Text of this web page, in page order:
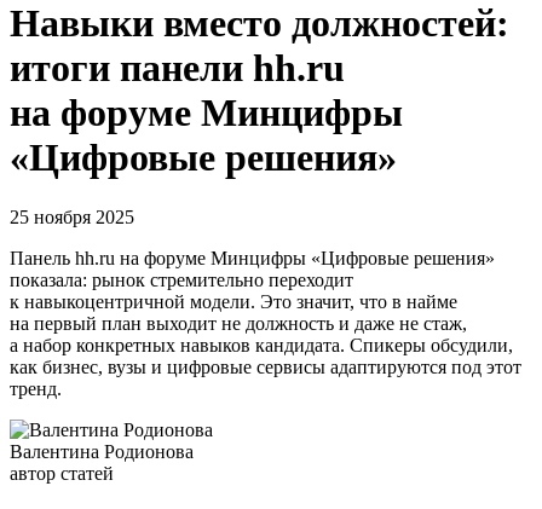
Навыки вместо должностей:
итоги панели hh.ru
на форуме Минцифры
«Цифровые решения»
25 ноября 2025
Панель hh.ru на форуме Минцифры «Цифровые решения»
показала: рынок стремительно переходит
к навыкоцентричной модели. Это значит, что в найме
на первый план выходит не должность и даже не стаж,
а набор конкретных навыков кандидата. Спикеры обсудили,
как бизнес, вузы и цифровые сервисы адаптируются под этот
тренд.
Валентина Родионова
автор статей